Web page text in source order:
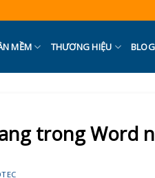
MỀM THƯƠNG HIỆU BLOG
trong Word